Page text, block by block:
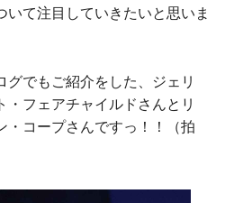
いて注目していきたいと思いま
グでもご紹介をした、ジェリ
・フェアチャイルドさんとリ
・コープさんですっ！！（拍